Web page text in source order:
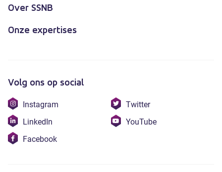
Over SSNB
Onze expertises
Volg ons op social
Bezoek
onze
instagram
Instagram
Bezoek
onze
Twitter
Bezoek
onze
LinkedIn
Bezoek
YouTube
Bezoek
Facebook